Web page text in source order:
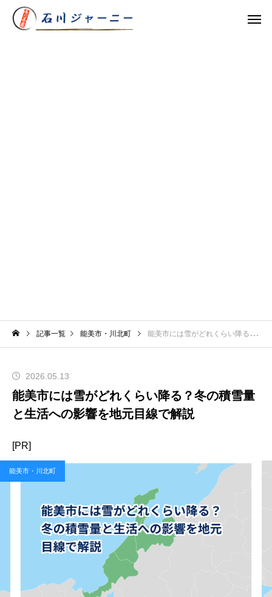
記事一覧 能美市・川北町 能美市には雪がどれくらい降る？冬の積雪量と生活への影響を地元目線で解説
2026.05.13
能美市には雪がどれくらい降る？冬の積雪量
と生活への影響を地元目線で解説
[PR]
能美市・川北町